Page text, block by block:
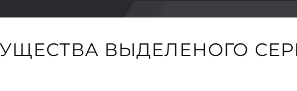
ВЫДЕЛЕНОГО